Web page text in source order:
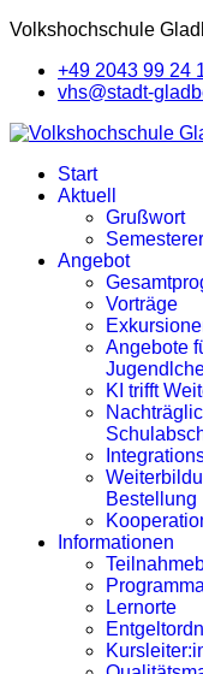
Volkshochschule
+49 2043 99 24
vhs@stadt-
Start
Aktuell
Grußwort
Angebot
Vorträge
Angebote
KI trifft
Bestellung
Informationen
Lernorte